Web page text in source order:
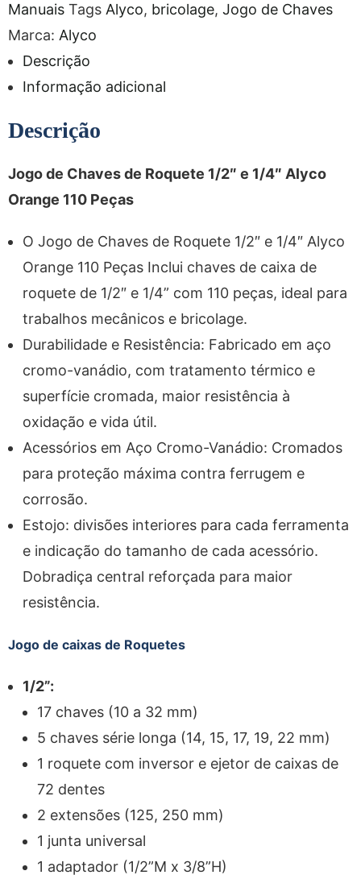
Manuais Tags Alyco, bricolage, Jogo de Chaves
Marca: Alyco
Descrição
Informação adicional
Descrição
Jogo de Chaves de Roquete 1/2″ e 1/4″ Alyco
Orange 110 Peças
O Jogo de Chaves de Roquete 1/2″ e 1/4″ Alyco
Orange 110 Peças Inclui chaves de caixa de
roquete de 1/2″ e 1/4” com 110 peças, ideal para
trabalhos mecânicos e bricolage.
Durabilidade e Resistência: Fabricado em aço
cromo-vanádio, com tratamento térmico e
superfície cromada, maior resistência à
oxidação e vida útil.
Acessórios em Aço Cromo-Vanádio: Cromados
para proteção máxima contra ferrugem e
corrosão.
Estojo: divisões interiores para cada ferramenta
e indicação do tamanho de cada acessório.
Dobradiça central reforçada para maior
resistência.
Jogo de caixas de Roquetes
1/2”:
17 chaves (10 a 32 mm)
5 chaves série longa (14, 15, 17, 19, 22 mm)
1 roquete com inversor e ejetor de caixas de
72 dentes
2 extensões (125, 250 mm)
1 junta universal
1 adaptador (1/2”M x 3/8”H)